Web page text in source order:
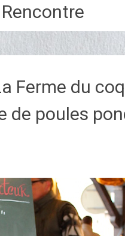
Rencontre
Ferme du
de poules